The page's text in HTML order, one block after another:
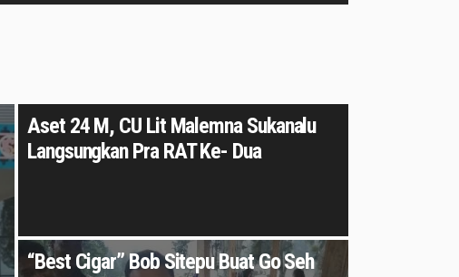
Aset 24 M, CU Lit Malemna Sukanalu
Langsungkan Pra RAT Ke- Dua
“Best Cigar” Bob Sitepu Buat Go Seh